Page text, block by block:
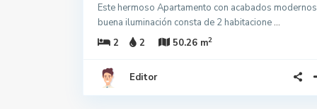
Este hermoso Apartamento con acabados
buena iluminación consta de 2 habitacione...
2
2 50.26 m2
Editor